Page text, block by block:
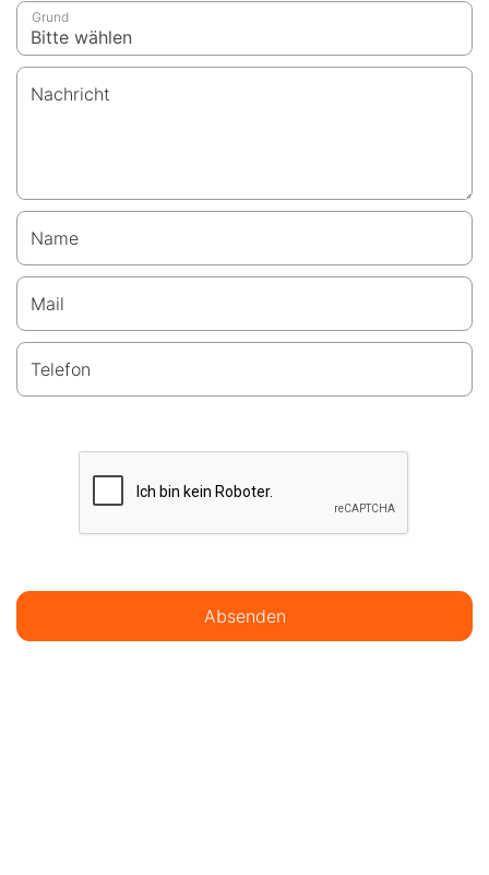
Grund
Nachricht
Name
Mail
Telefon
Absenden